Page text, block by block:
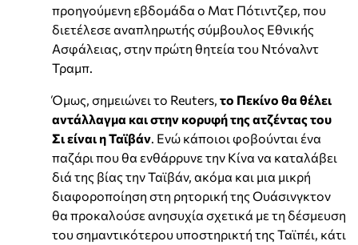
προηγούμενη εβδομάδα ο Ματ Πότιντζερ, που
διετέλεσε αναπληρωτής σύμβουλος Εθνικής
Ασφάλειας, στην πρώτη θητεία του Ντόναλντ
Τραμπ.
Όμως, σημειώνει το Reuters, το Πεκίνο θα θέλει
αντάλλαγμα και στην κορυφή της ατζέντας του
Σι είναι η Ταϊβάν. Ενώ κάποιοι φοβούνται ένα
παζάρι που θα ενθάρρυνε την Κίνα να καταλάβει
διά της βίας την Ταϊβάν, ακόμα και μια μικρή
διαφοροποίηση στη ρητορική της Ουάσινγκτον
θα προκαλούσε ανησυχία σχετικά με τη δέσμευση
του σημαντικότερου υποστηρικτή της Ταϊπέι, κάτι